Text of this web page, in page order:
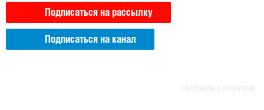
Подписаться на рассылку
Подписаться на канал
Сообщить о проблеме